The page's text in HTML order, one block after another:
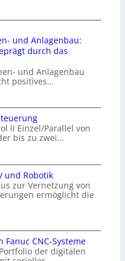
und Anlagenbau:
durch das
und Anlagenbau
positives…
II Einzel/Parallel von
bis zu zwei…
und Robotik
zur Vernetzung von
ermöglicht die
CNC-Systeme
der digitalen